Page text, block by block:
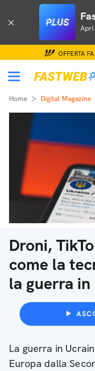
OFFERTA
Home Digital Magazine
Droni,
come la
la guerra in
La guerra in
Europa dalla